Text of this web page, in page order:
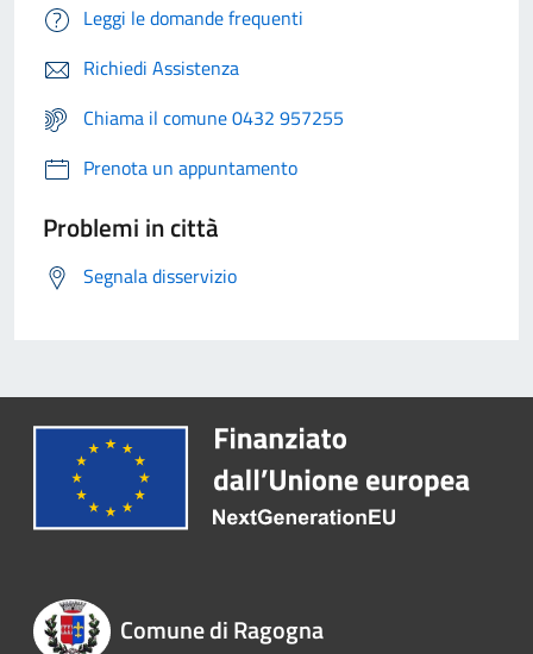
Leggi le domande frequenti
Richiedi Assistenza
Chiama il comune 0432 957255
Prenota un appuntamento
Problemi in città
Segnala disservizio
Comune di Ragogna